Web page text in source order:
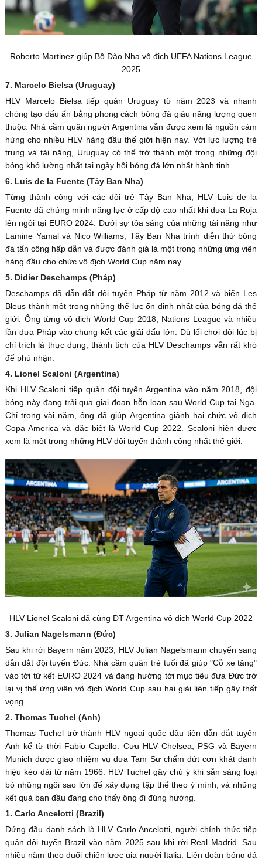
Roberto Martinez giúp Bồ Đào Nha vô địch UEFA Nations League
2025
7. Marcelo Bielsa (Uruguay)
HLV Marcelo Bielsa tiếp quản Uruguay từ năm 2023 và nhanh
chóng tạo dấu ấn bằng phong cách bóng đá giàu năng lượng quen
thuộc. Nhà cầm quân người Argentina vẫn được xem là nguồn cảm
hứng cho nhiều HLV hàng đầu thế giới hiện nay. Với lực lượng trẻ
trung và tài năng, Uruguay có thể trở thành một trong những đội
bóng khó lường nhất tại ngày hội bóng đá lớn nhất hành tinh.
6. Luis de la Fuente (Tây Ban Nha)
Từng thành công với các đội trẻ Tây Ban Nha, HLV Luis de la
Fuente đã chứng minh năng lực ở cấp độ cao nhất khi đưa La Roja
lên ngôi tại EURO 2024. Dưới sự tỏa sáng của những tài năng như
Lamine Yamal và Nico Williams, Tây Ban Nha trình diễn thứ bóng
đá tấn công hấp dẫn và được đánh giá là một trong những ứng viên
hàng đầu cho chức vô địch World Cup năm nay.
5. Didier Deschamps (Pháp)
Deschamps đã dẫn dắt đội tuyển Pháp từ năm 2012 và biến Les
Bleus thành một trong những thế lực ổn định nhất của bóng đá thế
giới. Ông từng vô địch World Cup 2018, Nations League và nhiều
lần đưa Pháp vào chung kết các giải đấu lớn. Dù lối chơi đôi lúc bị
chỉ trích là thực dụng, thành tích của HLV Deschamps vẫn rất khó
để phủ nhận.
4. Lionel Scaloni (Argentina)
Khi HLV Scaloni tiếp quản đội tuyển Argentina vào năm 2018, đội
bóng này đang trải qua giai đoạn hỗn loạn sau World Cup tại Nga.
Chỉ trong vài năm, ông đã giúp Argentina giành hai chức vô địch
Copa America và đặc biệt là World Cup 2022. Scaloni hiện được
xem là một trong những HLV đội tuyển thành công nhất thế giới.
HLV Lionel Scaloni đã cùng ĐT Argentina vô địch World Cup 2022
3. Julian Nagelsmann (Đức)
Sau khi rời Bayern năm 2023, HLV Julian Nagelsmann chuyển sang
dẫn dắt đội tuyển Đức. Nhà cầm quân trẻ tuổi đã giúp "Cỗ xe tăng"
vào tới tứ kết EURO 2024 và đang hướng tới mục tiêu đưa Đức trở
lại vị thế ứng viên vô địch World Cup sau hai giải liên tiếp gây thất
vọng.
2. Thomas Tuchel (Anh)
Thomas Tuchel trở thành HLV ngoại quốc đầu tiên dẫn dắt tuyển
Anh kể từ thời Fabio Capello. Cựu HLV Chelsea, PSG và Bayern
Munich được giao nhiệm vụ đưa Tam Sư chấm dứt cơn khát danh
hiệu kéo dài từ năm 1966. HLV Tuchel gây chú ý khi sẵn sàng loại
bỏ những ngôi sao lớn để xây dựng tập thể theo ý mình, và những
kết quả ban đầu đang cho thấy ông đi đúng hướng.
1. Carlo Ancelotti (Brazil)
Đứng đầu danh sách là HLV Carlo Ancelotti, người chính thức tiếp
quản đội tuyển Brazil vào năm 2025 sau khi rời Real Madrid. Sau
nhiều năm theo đuổi chiến lược gia người Italia, Liên đoàn bóng đá